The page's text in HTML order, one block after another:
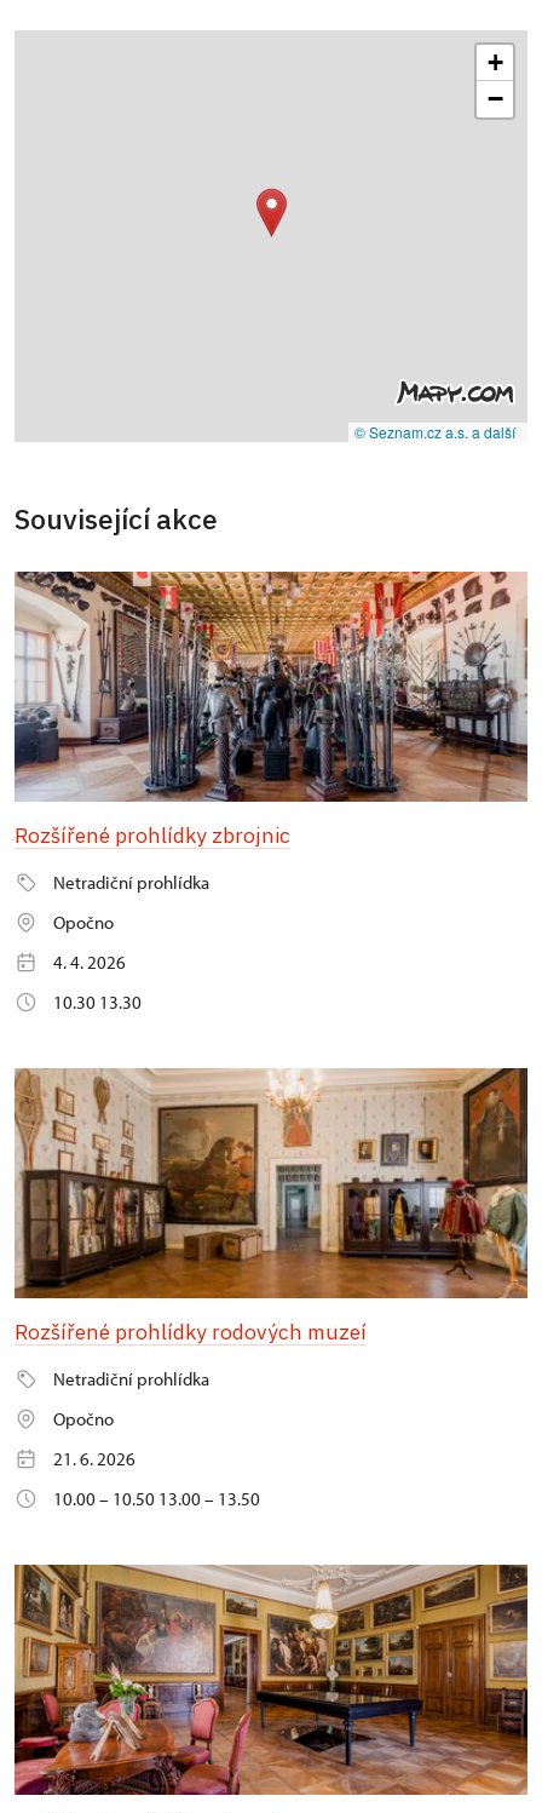
+
−
© Seznam.cz a.s. a další
Související akce
Rozšířené prohlídky zbrojnic
Netradiční prohlídka
Opočno
4. 4. 2026
10.30 13.30
Rozšířené prohlídky rodových muzeí
Netradiční prohlídka
Opočno
21. 6. 2026
10.00 – 10.50 13.00 – 13.50